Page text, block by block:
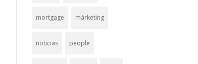
mortgage márketing
noticias people